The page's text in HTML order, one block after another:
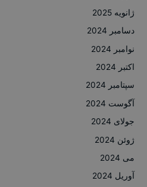
ژانویه 2025
دسامبر 2024
نوامبر 2024
اکتبر 2024
سپتامبر 2024
آگوست 2024
جولای 2024
ژوئن 2024
می 2024
آوریل 2024